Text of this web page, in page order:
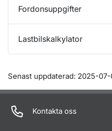
Fordonsuppgifter
Lastbilskalkylator
Om sidan
Senast uppdaterad: 2025-07-
Kontakta oss